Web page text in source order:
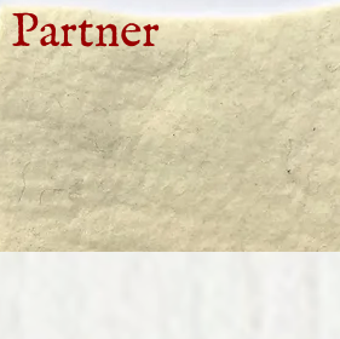
sourdine violoncelle,
sourdine alto, corne